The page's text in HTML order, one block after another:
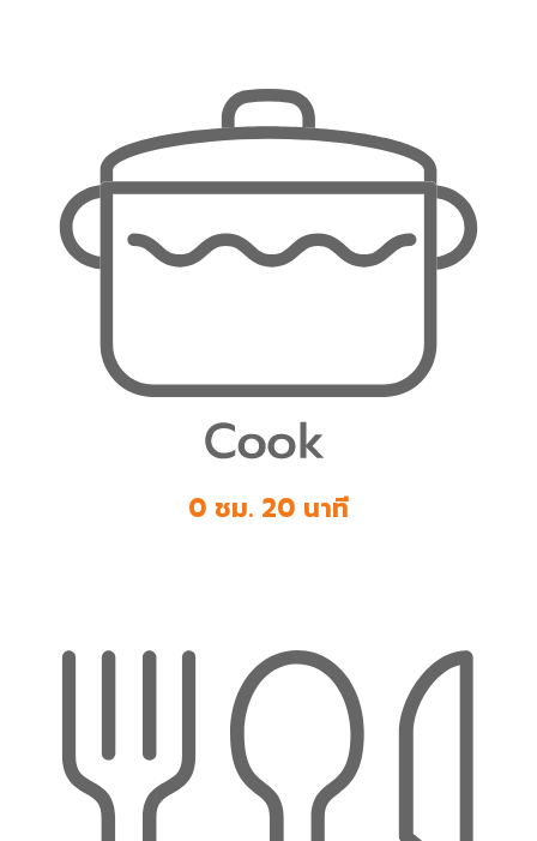
0 ชม. 20 นาที